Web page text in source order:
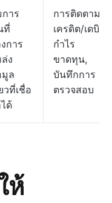
าร
ที่
การ
ง
ล
วที่เชื่อ
ด้
การติดตาม
เครดิต/เดบิต,
กำไร
ขาดทุน,
บันทึกการ
ตรวจสอบ
ห้